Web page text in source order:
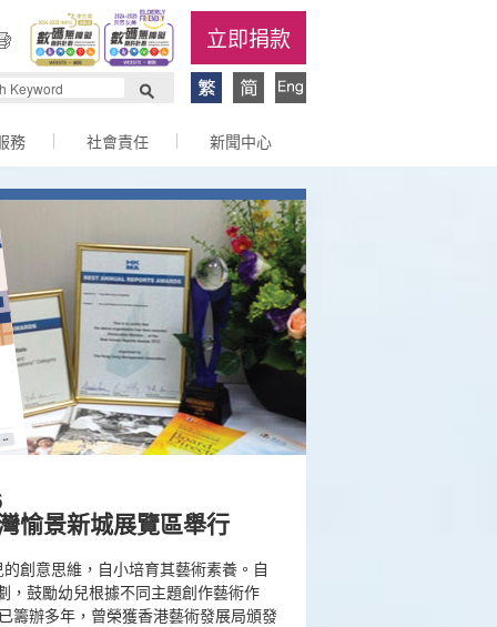
立即捐款
務 社會責任 新聞中心
愉景新城展覽區舉行
創意思維，自小培育其藝術素養。自
，鼓勵幼兒根據不同主題創作藝術作
籌辦多年，曾榮獲香港藝術發展局頒發